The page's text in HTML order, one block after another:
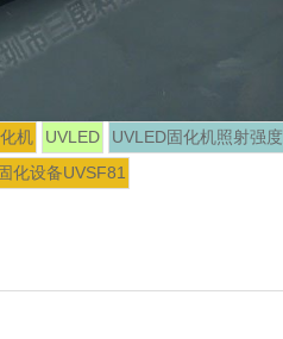
机 UVLED UVLED固化机照射强度
化设备UVSF81